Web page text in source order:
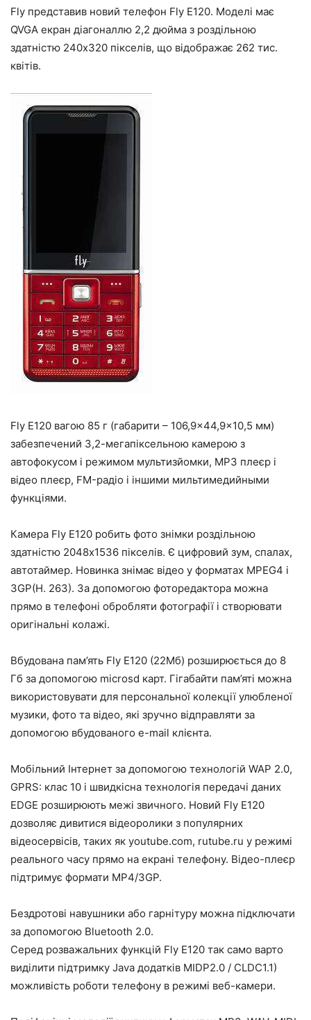
Fly представив новий телефон Fly E120. Моделі має
QVGA екран діагоналлю 2,2 дюйма з роздільною
здатністю 240х320 пікселів, що відображає 262 тис.
квітів.
Fly E120 вагою 85 г (габарити – 106,9×44,9×10,5 мм)
забезпечений 3,2-мегапіксельною камерою з
автофокусом і режимом мультизйомки, MP3 плеєр і
відео плеєр, FM-радіо і іншими мильтимедийными
функціями.
Камера Fly E120 робить фото знімки роздільною
здатністю 2048х1536 пікселів. Є цифровий зум, спалах,
автотаймер. Новинка знімає відео у форматах MPEG4 і
3GP(H. 263). За допомогою фоторедактора можна
прямо в телефоні обробляти фотографії і створювати
оригінальні колажі.
Вбудована пам’ять Fly E120 (22Мб) розширюється до 8
Гб за допомогою microsd карт. Гігабайти пам’яті можна
використовувати для персональної колекції улюбленої
музики, фото та відео, які зручно відправляти за
допомогою вбудованого e-mail клієнта.
Мобільний Інтернет за допомогою технологій WAP 2.0,
GPRS: клас 10 і швидкісна технологія передачі даних
EDGE розширюють межі звичного. Новий Fly E120
дозволяє дивитися відеоролики з популярних
відеосервісів, таких як youtube.com, rutube.ru у режимі
реального часу прямо на екрані телефону. Відео-плеєр
підтримує формати MP4/3GP.
Бездротові навушники або гарнітуру можна підключати
за допомогою Bluetooth 2.0.
Серед розважальних функцій Fly E120 так само варто
виділити підтримку Java додатків MIDP2.0 / CLDC1.1)
можливість роботи телефону в режимі веб-камери.